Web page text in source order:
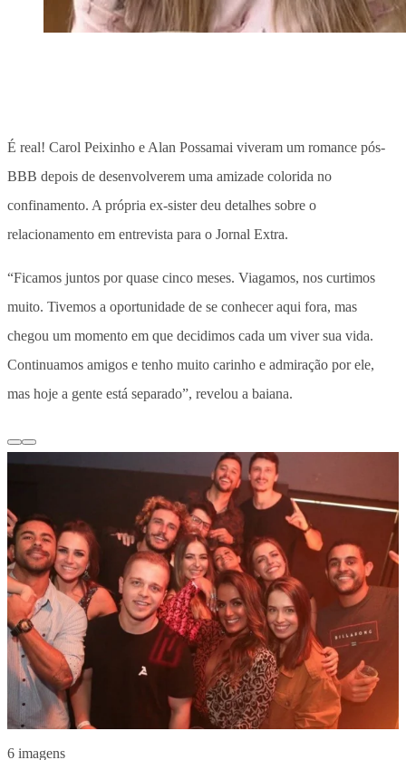
É real! Carol Peixinho e Alan Possamai viveram um romance pós-
BBB depois de desenvolverem uma amizade colorida no
confinamento. A própria ex-sister deu detalhes sobre o
relacionamento em entrevista para o Jornal Extra.
“Ficamos juntos por quase cinco meses. Viagamos, nos curtimos
muito. Tivemos a oportunidade de se conhecer aqui fora, mas
chegou um momento em que decidimos cada um viver sua vida.
Continuamos amigos e tenho muito carinho e admiração por ele,
mas hoje a gente está separado”, revelou a baiana.
6 imagens